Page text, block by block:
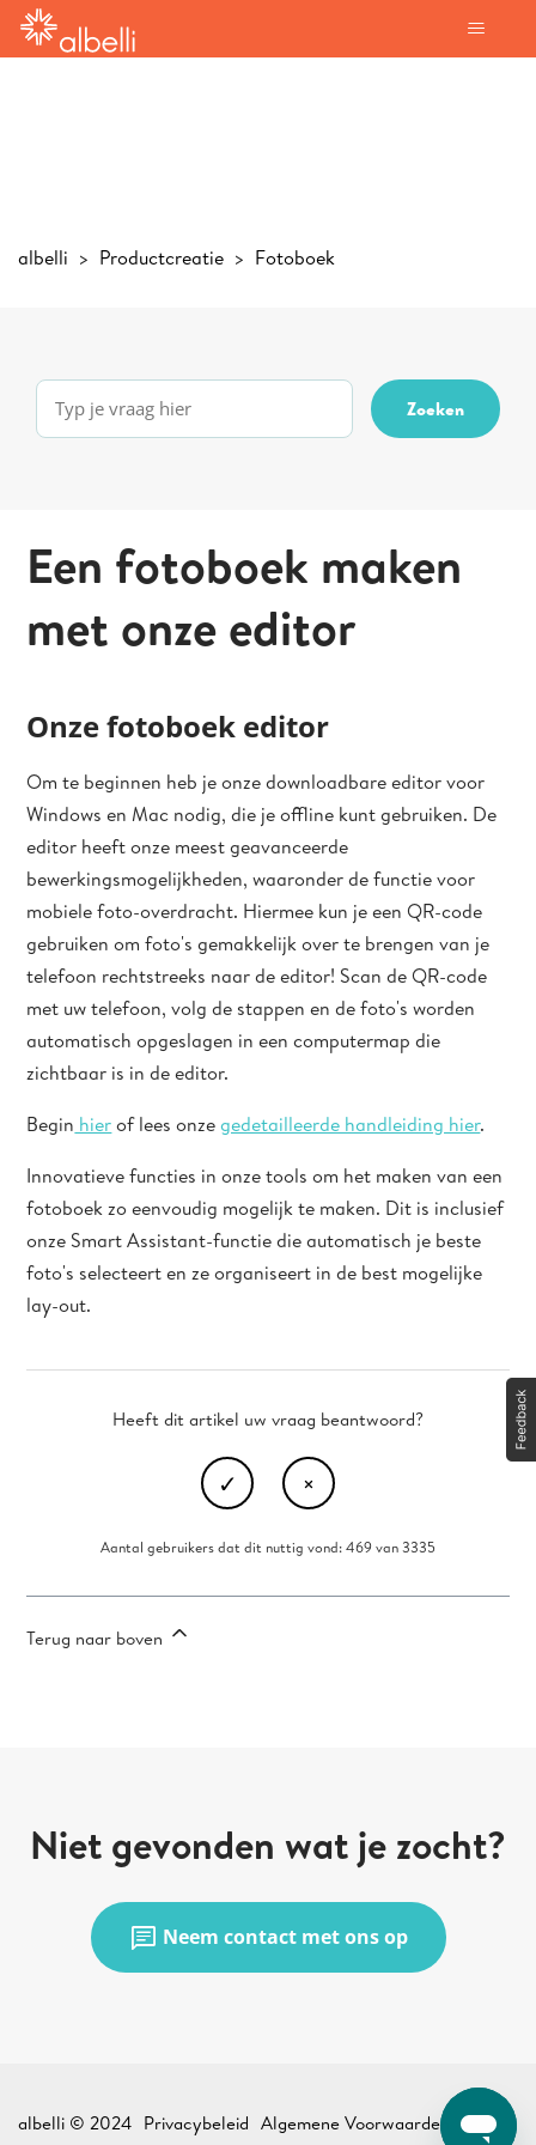
albelli Productcreatie Fotoboek
Een fotoboek maken
met onze editor
Onze fotoboek editor
Om te beginnen heb je onze downloadbare editor voor
Windows en Mac nodig, die je offline kunt gebruiken. De
editor heeft onze meest geavanceerde
bewerkingsmogelijkheden, waaronder de functie voor
mobiele foto-overdracht. Hiermee kun je een QR-code
gebruiken om foto's gemakkelijk over te brengen van je
telefoon rechtstreeks naar de editor! Scan de QR-code
met uw telefoon, volg de stappen en de foto's worden
automatisch opgeslagen in een computermap die
zichtbaar is in de editor.
Begin hierof lees onzegedetailleerde handleiding hier.
Innovatieve functies in onze tools om het maken van een
fotoboek zo eenvoudig mogelijk te maken. Dit is inclusief
onze Smart Assistant-functie die automatisch je beste
foto's selecteert en ze organiseert in de best mogelijke
lay-out.
Heeft dit artikel uw vraag beantwoord?
Aantal gebruikers dat dit nuttig vond: 469 van 3335
Terug naar boven
Niet gevonden wat je zocht?
chat Neem contact met ons op
albelli © 2024 Privacybeleid Algemene Voorwaarden